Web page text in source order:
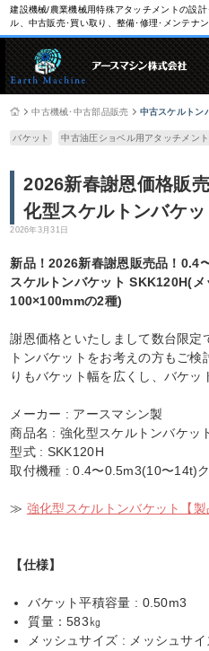
建設機械/農業機械用特殊アタッチメントの設
ル、中古販売･買い取り、整備･修理･メンテナン
中古機械･中古部品販売 中古スケルトン
バケット 中古油圧ショベル用アタッチメント
2026新春謝恩価格販
化型スケルトンバケッ
2026年3月31日
新品！2026新春謝恩販売品！0.4
スケルトンバケット SKK120H(
100×100mmの2種)
謝恩価格といたしまして数台限定
トンバケットをお考えの方もご
りもバケット幅を広くし、バケッ
メーカー : アースマシン製
商品名 : 強化型スケルトンバケッ
型式 : SKK120H
取付機種 : 0.4〜0.5m3(10〜14t)
≫ 強化型スケルトンバケット【製
【仕様】
バケット平積容量 : 0.50m3
質量：583㎏
メッシュサイズ : メッシュサ